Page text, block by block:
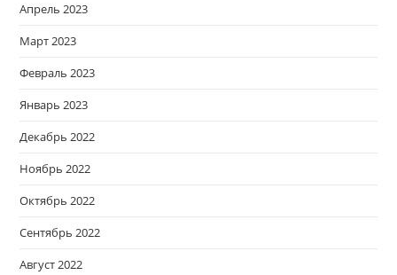
Апрель 2023
Март 2023
Февраль 2023
Январь 2023
Декабрь 2022
Ноябрь 2022
Октябрь 2022
Сентябрь 2022
Август 2022